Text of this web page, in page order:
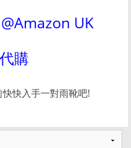
UK
購
快入手一對雨靴吧!